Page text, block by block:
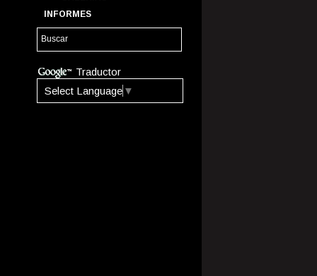
INFORMES
Traductor
Select Language ▼